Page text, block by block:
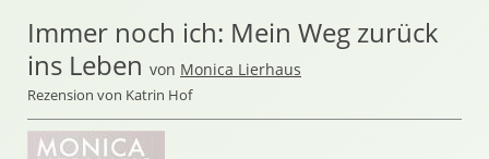
Immer noch ich: Mein Weg zurück
ins Leben von Monica Lierhaus
Rezension von Katrin Hof